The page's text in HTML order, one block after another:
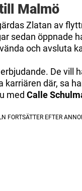
Malmö
Zlatan av
sedan öppnade
och avsluta
De vill
karriären där, sa
med Calle